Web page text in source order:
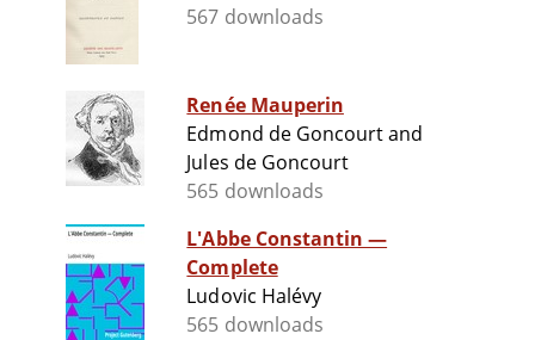
567 downloads
Renée Mauperin
Edmond de Goncourt and
Jules de Goncourt
565 downloads
L'Abbe Constantin —
Complete
Ludovic Halévy
565 downloads